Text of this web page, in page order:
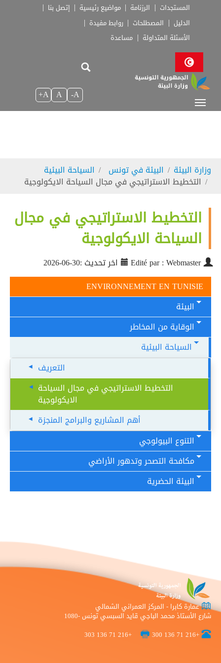
Skip to main navigation
Skip to main content
Skip to page footer
المستجدات الرزنامة مواضيع رئيسية
إتصل بنا
الدليل
المصطلحات
روابط مفيدة
الأسئلة المتداولة
مساعدة
A-
A
A+
You are here:
وزارة البيئة البيئة في تونس السياحة البيئية
التخطيط الاستراتيجي في مجال السياحة الايكولوجية
التخطيط الاستراتيجي في مجال
السياحة الايكولوجية
Edité par : Webmaster
اخر تحديث :30-06-2026
ENVIRONNEMENT EN TUNISIE
البيئة
الوقاية من المخاطر
السياحة البيئية
التعريف
التخطيط الاستراتيجي في مجال السياحة
الايكولوجية
أهم المشاريع والبرامج المنجزة
التنوع البيولوجي
مكافحة التصحر وتدهور الأراضي
البيئة الحضرية
عمارة كابرا - المركز العمراني الشمالي
شارع الأستاذ محمد الباجي قايد السبسي تونس -1080
+216 71 136 300
+216 71 136 303